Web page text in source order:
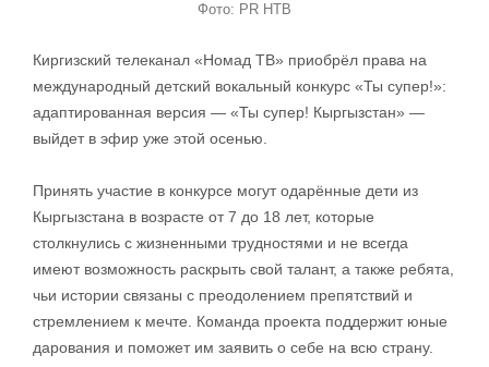
Фото: PR НТВ
Киргизский телеканал «Номад ТВ» приобрёл права на
международный детский вокальный конкурс «Ты супер!»:
адаптированная версия ― «Ты супер! Кыргызстан» ―
выйдет в эфир уже этой осенью.
Принять участие в конкурсе могут одарённые дети из
Кыргызстана в возрасте от 7 до 18 лет, которые
столкнулись с жизненными трудностями и не всегда
имеют возможность раскрыть свой талант, а также ребята,
чьи истории связаны с преодолением препятствий и
стремлением к мечте. Команда проекта поддержит юные
дарования и поможет им заявить о себе на всю страну.